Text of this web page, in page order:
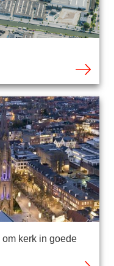
kerk in goede